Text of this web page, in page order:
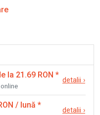
la 21.69 RON *
detalii ›
/ lună *
detalii ›